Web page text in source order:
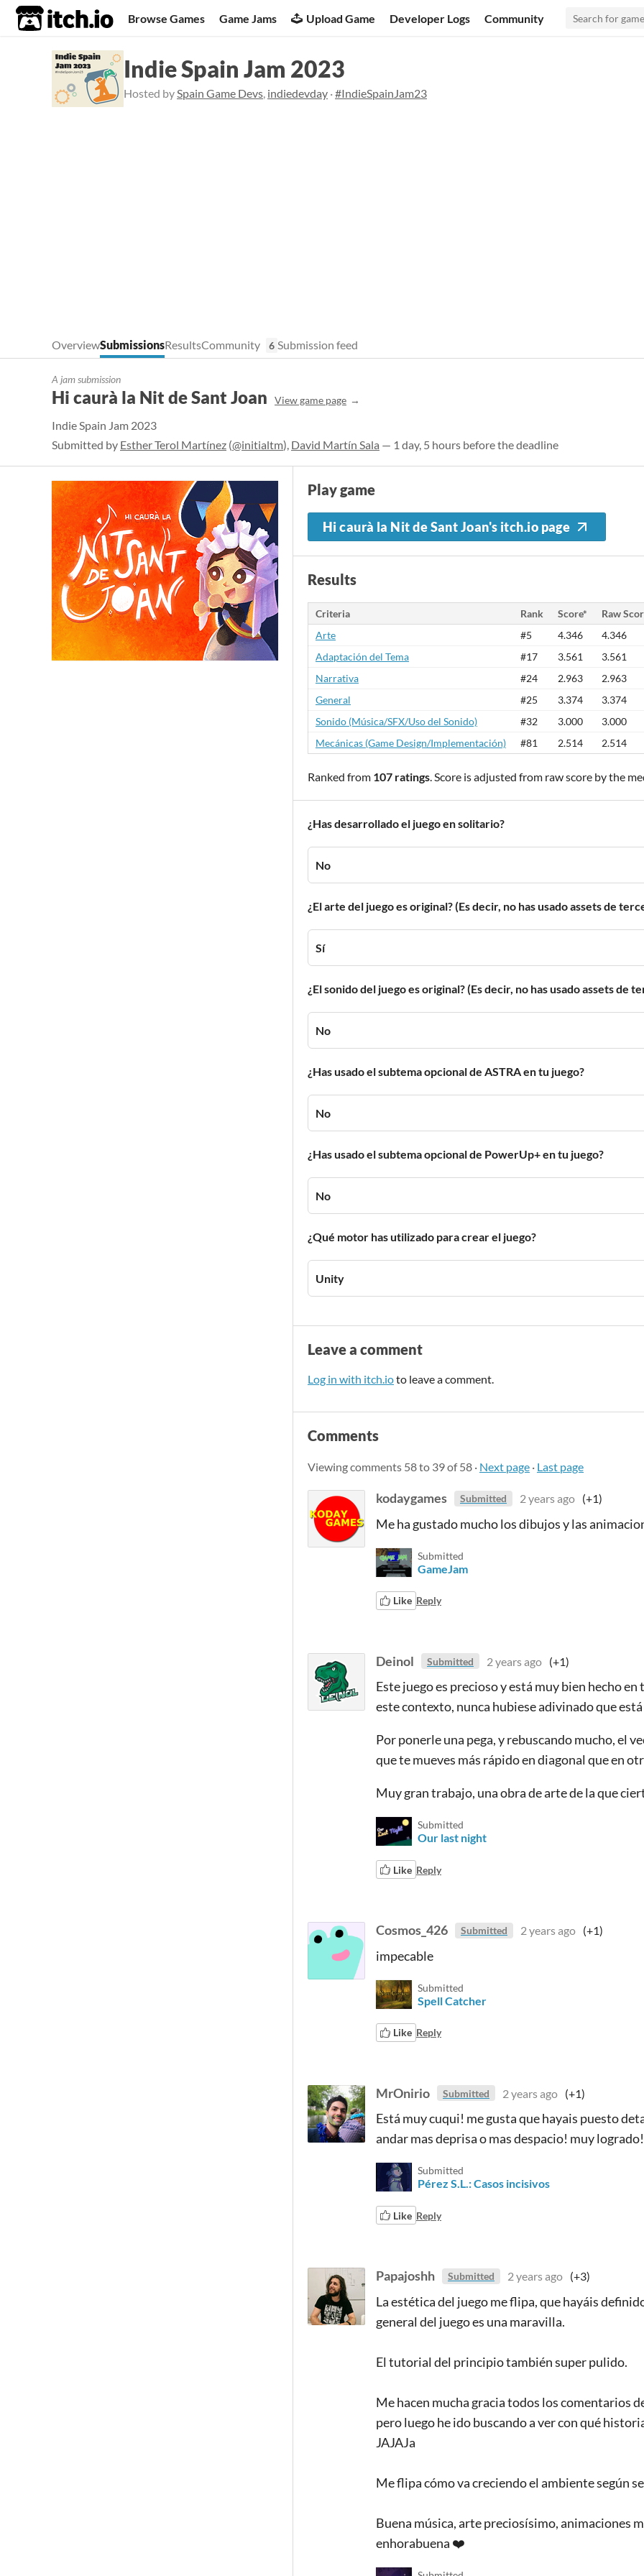
itch.io Browse Games Game Jams Upload Game Developer Logs Community
Indie Spain Jam 2023
Hosted bySpain Game Devs, indiedevday ·#IndieSpainJam23
OverviewSubmissionsResultsCommunity 6 Submission feed
A jam submission
Hi caurà la Nit de Sant Joan View game page
Indie Spain Jam 2023
Submitted by Esther Terol Martínez (@initialtm), David Martín Sala — 1 day, 5 hours before the deadline
Play game
Hi caurà la Nit de Sant Joan's itch.io page
Results
Criteria Rank Score*
Raw
Arte
#5 4.346
4.346
Adaptación del Tema
#17 3.561
3.561
Narrativa
#24 2.963
2.963
General
#25 3.374
3.374
Sonido (Música/SFX/Uso del Sonido)
#32 3.000
3.000
Mecánicas (Game Design/Implementación)
#81 2.514 2.514
Ranked from 107 ratings. Score is adjusted from raw score by the
¿Has desarrollado el juego en solitario?
No
¿El arte del juego es original? (Es decir, no has usado assets de
Sí
¿El sonido del juego es original? (Es decir, no has usado assets de
No
¿Has usado el subtema opcional de ASTRA en tu juego?
No
¿Has usado el subtema opcional de PowerUp+ en tu juego?
No
¿Qué motor has utilizado para crear el juego?
Unity
Leave a comment
Log in with itch.ioto leave a comment.
Comments
Viewing comments 58to 39of 58 · Next page · Last page
kodaygames Submitted 2 years ago (+1)
Me ha gustado mucho los dibujos y las
Submitted
GameJam
Like Reply
Deinol Submitted 2 years ago (+1)
Este juego es precioso y está muy bien hecho
este contexto, nunca hubiese adivinado que
Por ponerle una pega, y rebuscando mucho, el
que te mueves más rápido en diagonal que en
Muy gran trabajo, una obra de arte de la que
Submitted
Our last night
Like Reply
Cosmos_426 Submitted 2 years ago (+1)
impecable
Submitted
Spell Catcher​
Like Reply
MrOnirio Submitted 2 years ago (+1)
Está muy cuqui! me gusta que hayais puesto
andar mas deprisa o mas despacio! muy
Submitted
Pérez S.L.: Casos incisivos
Like Reply
Papajoshh Submitted 2 years ago (+3)
La estética del juego me flipa, que hayáis
general del juego es una maravilla.
El tutorial del principio también super pulido.
Me hacen mucha gracia todos los comentarios
pero luego he ido buscando a ver con qué
JAJAJa
Me flipa cómo va creciendo el ambiente según
Buena música, arte preciosísimo, animaciones
enhorabuena ❤️